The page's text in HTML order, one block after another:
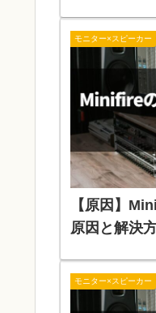
モニター×スピーカー
【原因】
原因と解決
モニター×スピーカー